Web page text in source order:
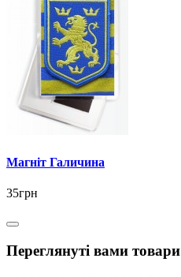
Магніт Галичина
35грн
Переглянуті вами товари